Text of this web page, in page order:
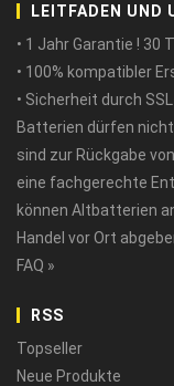
LEITFADEN UND
• 1 Jahr Garantie ! 30
• 100% kompatibler
• Sicherheit durch
Batterien dürfen
sind zur Rückgabe
eine fachgerechte
können Altbatterien
Handel vor Ort
FAQ »
RSS
Topseller
Neue Produkte